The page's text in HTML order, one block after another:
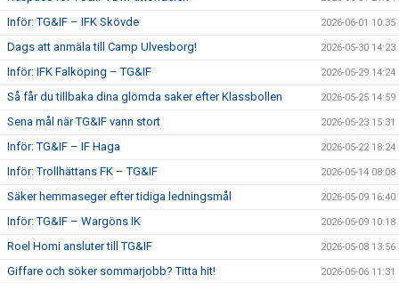
Inför: TG&IF – IFK Skövde 2026-06-01 10:35
Dags att anmäla till Camp Ulvesborg! 2026-05-30 14:23
Inför: IFK Falköping – TG&IF 2026-05-29 14:24
Så får du tillbaka dina glömda saker efter Klassbollen 2026-05-25 14:59
Sena mål när TG&IF vann stort 2026-05-23 15:31
Inför: TG&IF – IF Haga 2026-05-22 18:24
Inför: Trollhättans FK – TG&IF 2026-05-14 08:08
Säker hemmaseger efter tidiga ledningsmål 2026-05-09 16:40
Inför: TG&IF – Wargöns IK 2026-05-09 10:18
Roel Homi ansluter till TG&IF 2026-05-08 13:56
Giffare och söker sommarjobb? Titta hit! 2026-05-06 11:31